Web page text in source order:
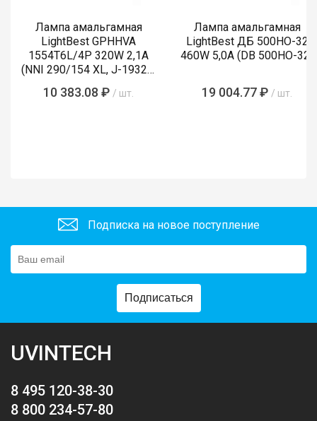
Лампа амальгамная
LightBest GPHHVA
1554T6L/4P 320W 2,1A
(NNI 290/154 XL, J-19320,
10 383.08 ₽ / шт.
Лампа амальгамная
LightBest ДБ 500HO-32
460W 5,0A (DB 500НО-32)
19 004.77 ₽ / шт.
Подписка на новое поступление
Подписаться
UVINTECH
8 495 120-38-30
8 800 234-57-80